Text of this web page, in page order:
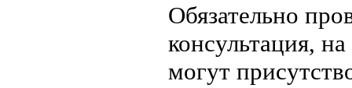
Обязательно
консультация,
могут